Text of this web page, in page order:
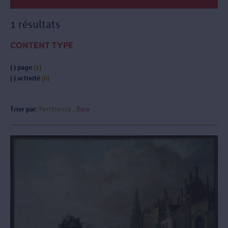
1 résultats
CONTENT TYPE
(-) page (1)
(-) activité (0)
Trier par: Pertinence Date